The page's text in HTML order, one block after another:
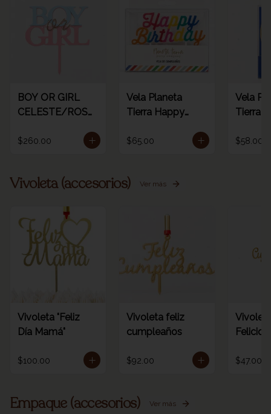
BOY OR GIRL
CELESTE/ROSA
$260.00
Vela Planeta
Tierra Happy
1pz
$65.00
Vela
Tierra
$58.00
Vivoleta (accesorios) Ver más
Vivoleta "Feliz
Día Mamá"
$100.00
Vivoleta feliz
cumpleaños
$92.00 $47.00
Empaque (accesorios) Ver más